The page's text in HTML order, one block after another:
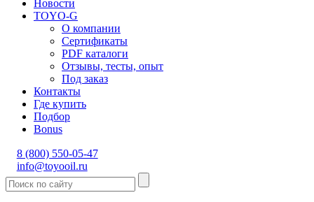
Новости
TOYO-G
О компании
Сертификаты
PDF каталоги
Отзывы, тесты, опыт
Под заказ
Контакты
Где купить
Подбор
Bonus
8 (800) 550-05-47
info@toyooil.ru